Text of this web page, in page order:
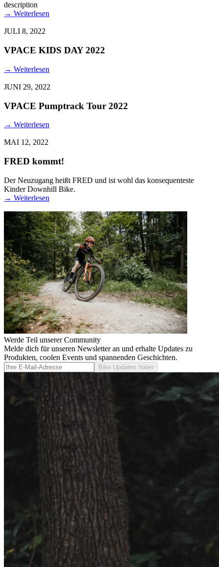
description
→ Weiterlesen
JULI 8, 2022
VPACE KIDS DAY 2022
→ Weiterlesen
JUNI 29, 2022
VPACE Pumptrack Tour 2022
→ Weiterlesen
MAI 12, 2022
FRED kommt!
Der Neuzugang heißt FRED und ist wohl das konsequenteste
Kinder Downhill Bike.
→ Weiterlesen
Werde Teil unserer Community
Melde dich für unseren Newsletter an und erhalte Updates zu
Produkten, coolen Events und spannenden Geschichten.
Bike Updates holen